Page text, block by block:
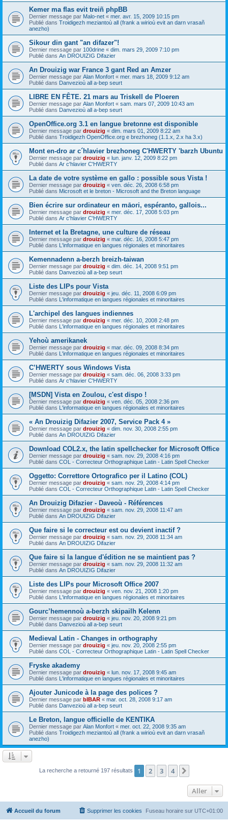
Kemer ma flas evit treiñ phpBB
Dernier message par Malo-net « mer. avr. 15, 2009 10:15 pm
Publié dans Troidigezh meziantoù all (frank a wirioù evit an darn vrasañ
anezho)
Sikour din gant "an difazer"!
Dernier message par 100drine « dim. mars 29, 2009 7:10 pm
Publié dans An DROUIZIG Difazier
An Drouizig war France 3 gant Red an Amzer
Dernier message par Alan Monfort « mer. mars 18, 2009 9:12 am
Publié dans Danvezioù all a-bep seurt
LIBRE EN FÊTE. 21 mars au Triskell de Ploeren
Dernier message par Alan Monfort « sam. mars 07, 2009 10:43 am
Publié dans Danvezioù all a-bep seurt
OpenOffice.org 3.1 en langue bretonne est disponible
Dernier message par drouizig « dim. mars 01, 2009 8:22 am
Publié dans Troidigezh OpenOffice.org e brezhoneg (1.1.x, 2.x ha 3.x)
Mont en-dro ar c´hlavier brezhoneg C'HWERTY 'barzh Ubuntu
Dernier message par drouizig « lun. janv. 12, 2009 8:22 pm
Publié dans Ar c'hlavier C'HWERTY
La date de votre système en gallo : possible sous Vista !
Dernier message par drouizig « ven. déc. 26, 2008 6:58 pm
Publié dans Microsoft et le breton - Microsoft and the Breton language
Bien écrire sur ordinateur en māori, espéranto, gallois...
Dernier message par drouizig « mer. déc. 17, 2008 5:03 pm
Publié dans Ar c'hlavier C'HWERTY
Internet et la Bretagne, une culture de réseau
Dernier message par drouizig « mar. déc. 16, 2008 5:47 pm
Publié dans L'informatique en langues régionales et minoritaires
Kemennadenn a-berzh breizh-taiwan
Dernier message par drouizig « dim. déc. 14, 2008 9:51 pm
Publié dans Danvezioù all a-bep seurt
Liste des LIPs pour Vista
Dernier message par drouizig « jeu. déc. 11, 2008 6:09 pm
Publié dans L'informatique en langues régionales et minoritaires
L'archipel des langues indiennes
Dernier message par drouizig « mer. déc. 10, 2008 2:48 pm
Publié dans L'informatique en langues régionales et minoritaires
Yehoù amerikanek
Dernier message par drouizig « mar. déc. 09, 2008 8:34 pm
Publié dans L'informatique en langues régionales et minoritaires
C’HWERTY sous Windows Vista
Dernier message par drouizig « sam. déc. 06, 2008 3:33 pm
Publié dans Ar c'hlavier C'HWERTY
[MSDN] Vista en Zoulou, c'est dispo !
Dernier message par drouizig « ven. déc. 05, 2008 2:36 pm
Publié dans L'informatique en langues régionales et minoritaires
« An Drouizig Difazier 2007, Service Pack 4 »
Dernier message par drouizig « dim. nov. 30, 2008 2:55 pm
Publié dans An DROUIZIG Difazier
Download COL2.x, the latin spellchecker for Microsoft Office
Dernier message par drouizig « sam. nov. 29, 2008 4:16 pm
Publié dans COL - Correcteur Orthographique Latin - Latin Spell Checker
Oggetto: Correttore Ortografico per il Latino (COL)
Dernier message par drouizig « sam. nov. 29, 2008 4:14 pm
Publié dans COL - Correcteur Orthographique Latin - Latin Spell Checker
An Drouizig Difazier - Daveoù - Références
Dernier message par drouizig « sam. nov. 29, 2008 11:47 am
Publié dans An DROUIZIG Difazier
Que faire si le correcteur est ou devient inactif ?
Dernier message par drouizig « sam. nov. 29, 2008 11:34 am
Publié dans An DROUIZIG Difazier
Que faire si la langue d'édition ne se maintient pas ?
Dernier message par drouizig « sam. nov. 29, 2008 11:32 am
Publié dans An DROUIZIG Difazier
Liste des LIPs pour Microsoft Office 2007
Dernier message par drouizig « ven. nov. 21, 2008 1:20 pm
Publié dans L'informatique en langues régionales et minoritaires
Gourc’hemennoù a-berzh skipailh Kelenn
Dernier message par drouizig « jeu. nov. 20, 2008 9:21 pm
Publié dans Danvezioù all a-bep seurt
Medieval Latin - Changes in orthography
Dernier message par drouizig « jeu. nov. 20, 2008 2:55 pm
Publié dans COL - Correcteur Orthographique Latin - Latin Spell Checker
Fryske akademy
Dernier message par drouizig « lun. nov. 17, 2008 9:45 am
Publié dans L'informatique en langues régionales et minoritaires
Ajouter Junicode à la page des polices ?
Dernier message par bIBAR « mar. oct. 28, 2008 9:17 am
Publié dans Danvezioù all a-bep seurt
Le Breton, langue officielle de KENTIKA
Dernier message par Alan Monfort « mer. oct. 22, 2008 9:35 am
Publié dans Troidigezh meziantoù all (frank a wirioù evit an darn vrasañ
anezho)
La recherche a retourné 197 résultats 1 2 3 4
Aller
Accueil du forum Fuseau horaire sur UTC+01:00
Supprimer les cookies